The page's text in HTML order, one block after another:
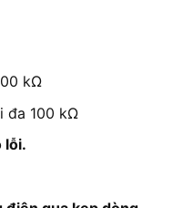
kΩ
đa 100 kΩ
lỗi.